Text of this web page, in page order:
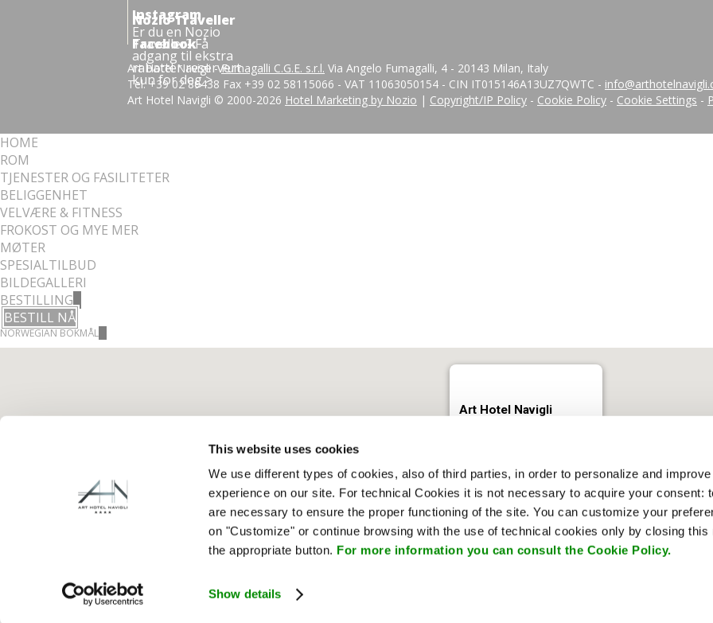
This website uses cookies
We use different types of cookies, also of third parties, in order to personalize and
experience on our site. For technical Cookies it is not necessary to acquire your consent:
are necessary to ensure the proper functioning of the site. You can customize your
on "Customize" or continue browsing with the use of technical cookies only by closing this
the appropriate button. For more information you can consult the Cookie Policy.
Show details
Nozio Traveller
Er du en Nozio
Traveller? Få
adgang til ekstra
rabatter reservert
kun for deg >
Instagram
Facebook
Art Hotel Navigli -Fumagalli C.G.E. s.r.l. Via Angelo Fumagalli, 4 - 20143 Milan, Italy
Tel. +39 02 89438 Fax +39 02 58115066 - VAT 11063050154 - CIN IT015146A13UZ7QWTC -
Art Hotel Navigli © 2000-2026 Hotel Marketing by Nozio | Copyright/IP Policy - Cookie Policy - Cookie Settings -
HOME
ROM
TJENESTER OG FASILITETER
BELIGGENHET
VELVÆRE & FITNESS
FROKOST OG MYE MER
MØTER
SPESIALTILBUD
BILDEGALLERI
BESTILLING
BESTILL NÅ
NORWEGIAN BOKMÅL